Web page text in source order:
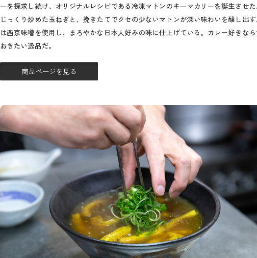
ーを探求し続け、オリジナルレシピである冷凍マトンのキーマカリーを誕生させ
じっくり炒めた玉ねぎと、挽きたてでクセの少ないマトンが深い味わいを醸し出
は西京味噌を使用し、まろやかな日本人好みの味に仕上げている。カレー好きな
おきたい逸品だ。
商品ページを見る